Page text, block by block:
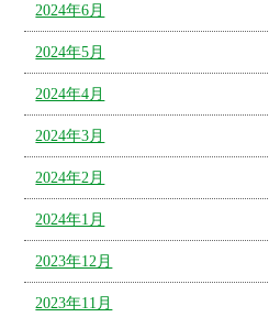
2024年6月
2024年5月
2024年4月
2024年3月
2024年2月
2024年1月
2023年12月
2023年11月